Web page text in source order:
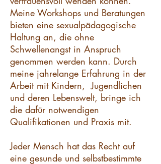
Meine Workshops und Beratungen
bieten eine sexualpädagogische
Haltung an, die ohne
Schwellenangst in Anspruch
genommen werden kann. Durch
meine jahrelange Erfahrung in der
Arbeit mit Kindern, Jugendlichen
und deren Lebenswelt, bringe ich
die dafür notwendigen
Qualifikationen und Praxis mit.
Jeder Mensch hat das Recht auf
eine gesunde und selbstbestimmte